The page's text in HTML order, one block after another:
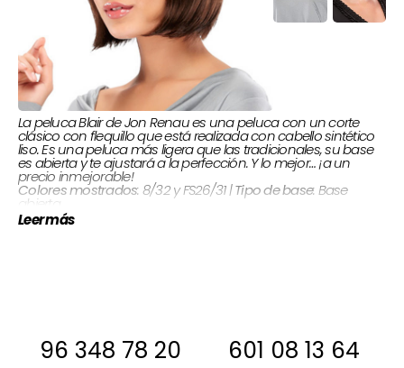
La peluca Blair de Jon Renau es una peluca con un corte
clásico con flequillo que está realizada con cabello sintético
liso. Es una peluca más ligera que las tradicionales, su base
es abierta y te ajustará a la perfección. Y lo mejor… ¡a un
precio inmejorable!
Colores mostrados: 8/32 y FS26/31 |Tipo de base: Base
abierta
Tipo de cabello:
Corona 26 cm | Nuca 7 cm | Lados & atrás 17,5 cm
Leer más
96 348 78 20 601 08 13 64